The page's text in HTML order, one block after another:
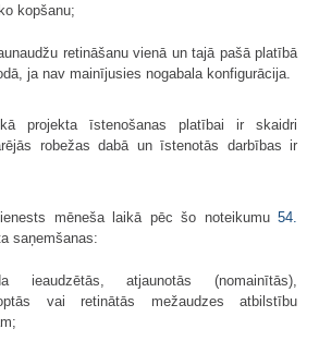
kopšanu;
retināšanu vienā un tajā pašā platībā
ja nav mainījusies nogabala konfigurācija.
projekta īstenošanas platībai ir skaidri
robežas dabā un īstenotās darbības ir
mēneša laikā pēc šo noteikumu 54.
saņemšanas:
ieaudzētās, atjaunotās (nomainītās),
vai retinātās mežaudzes atbilstību